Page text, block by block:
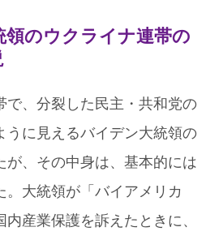
領のウクライナ連帯の
で、分裂した民主・共和党の
うに見えるバイデン大統領の
が、その中身は、基本的には
。大統領が「バイアメリカ
産業保護を訴えたときに、